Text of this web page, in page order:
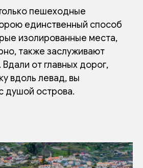
пешеходные
единственный способ
изолированные места,
также заслуживают
от главных дорог,
вдоль левад, вы
душой острова.